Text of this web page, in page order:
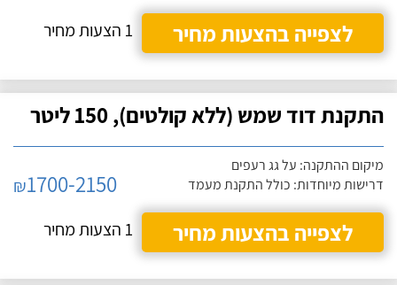
לצפייה בהצעות מחיר
1 הצעות מחיר
התקנת דוד שמש (ללא קולטים), 150 ליטר
מיקום ההתקנה: על גג רעפים
דרישות מיוחדות: כולל התקנת מעמד
₪1700-2150
לצפייה בהצעות מחיר
1 הצעות מחיר